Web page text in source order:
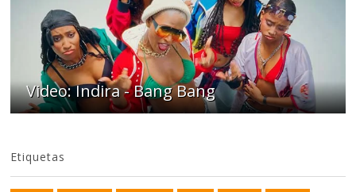
Video: Indira - Bang Bang
Etiquetas